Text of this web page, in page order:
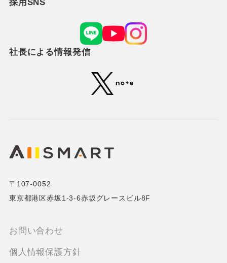
〒107-0052
東京都港区赤坂1-3-6赤坂グレースビル8F
採用SNS
社長による情報発信
お問い合わせ
個人情報保護方針